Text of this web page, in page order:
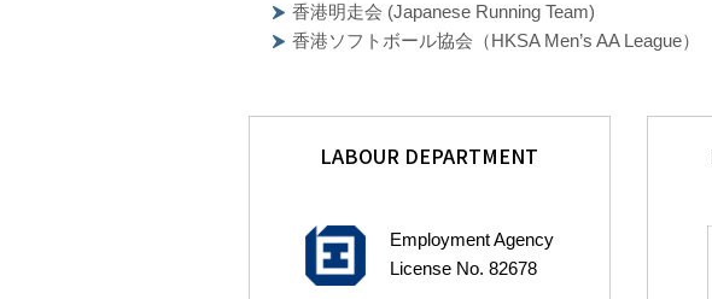
香港明走会 (Japanese Running Team)
香港ソフトボール協会（HKSA Men’s AA League）
LABOUR DEPARTMENT
Employment Agency
License No. 82678